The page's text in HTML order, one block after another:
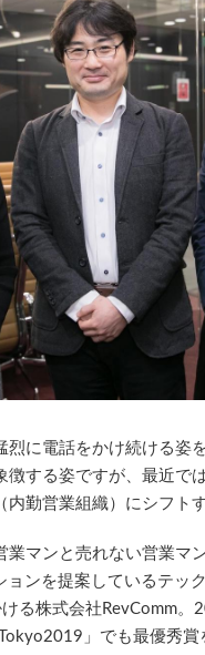
に電話をかけ続ける姿
徴する姿ですが、最近で
勤営業組織）にシフト
業マンと売れない営業マ
ンを提案しているテッ
ける株式会社RevComm
」でも最優秀